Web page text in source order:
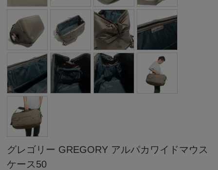
グレゴリー GREGORY アルパカワイドマウス
ケース50